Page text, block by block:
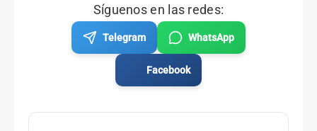
Síguenos en las redes:
Telegram WhatsApp
Facebook